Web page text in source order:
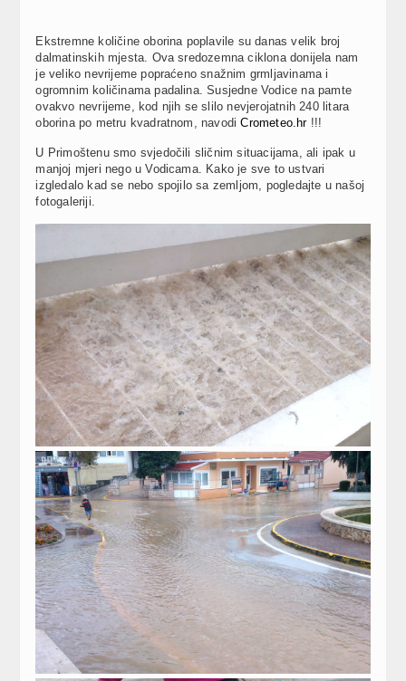
Ekstremne količine oborina poplavile su danas velik broj
dalmatinskih mjesta. Ova sredozemna ciklona donijela nam
je veliko nevrijeme popraćeno snažnim grmljavinama i
ogromnim količinama padalina. Susjedne Vodice na pamte
ovakvo nevrijeme, kod njih se slilo nevjerojatnih 240 litara
oborina po metru kvadratnom, navodiCrometeo.hr!!!
U Primoštenu smo svjedočili sličnim situacijama, ali ipak u
manjoj mjeri nego u Vodicama. Kako je sve to ustvari
izgledalo kad se nebo spojilo sa zemljom, pogledajte u našoj
fotogaleriji.